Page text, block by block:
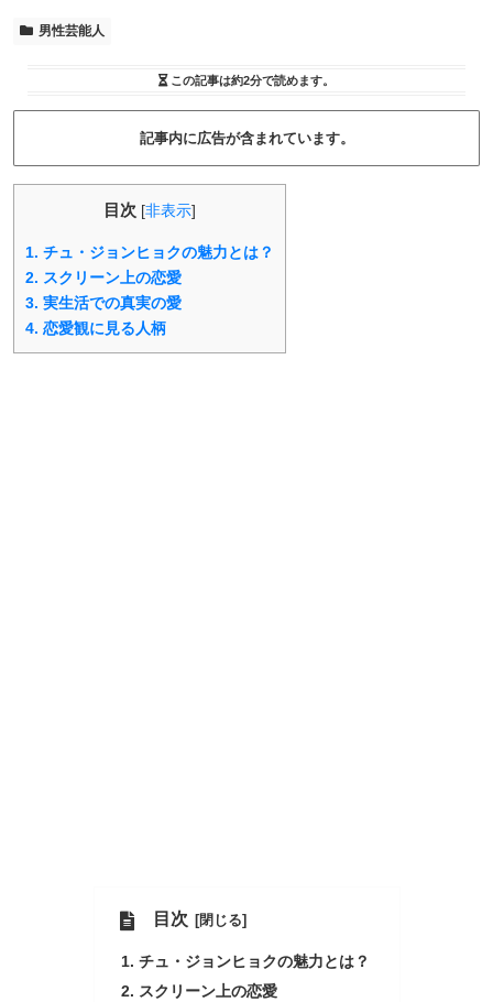
男性芸能人
この記事は約2分で読めます。
記事内に広告が含まれています。
目次 [非表示]
1. チュ・ジョンヒョクの魅力とは？
2. スクリーン上の恋愛
3. 実生活での真実の愛
4. 恋愛観に見る人柄
目次
チュ・ジョンヒョクの魅力とは？
スクリーン上の恋愛